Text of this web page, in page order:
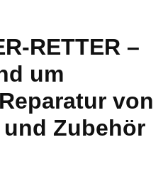
RETTER –
um
von
Zubehör